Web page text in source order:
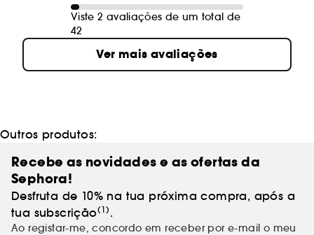
Viste 2 avaliações de um total de
42
Ver mais avaliações
Outros produtos:
Recebe as novidades e as ofertas da
Sephora!
Desfruta de 10% na tua próxima compra, após a
tua subscrição(1) .
Ao registar-me, concordo em receber por e-mail o meu